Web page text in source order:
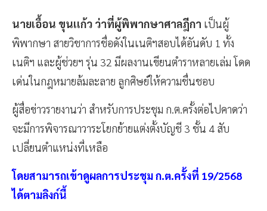
นายเอื้อน ขุนเเก้ว ว่าที่ผู้พิพากษาศาลฎีกา เป็นผู้
พิพากษา สายวิชาการชื่อดังในเนติฯสอบได้อันดับ 1 ทั้ง
เนติฯ และผู้ช่วยฯ รุ่น 32 มีผลงานเขียนตำราหลายเล่ม โดด
เด่นในกฎหมายล้มละลาย ลูกศิษย์ให้ความชื่นชอบ
ผู้สื่อข่าวรายงานว่า สำหรับการประชุม ก.ต.ครั้งต่อไปคาดว่า
จะมีการพิจารณาวาระโยกย้ายแต่งตั้งบัญชี 3 ชั้น 4 สับ
เปลี่ยนตำแหน่งที่เหลือ
โดยสามารถเข้าดูผลการประชุม ก.ต.ครั้งที่ 19/2568
ได้ตามลิงก์นี้